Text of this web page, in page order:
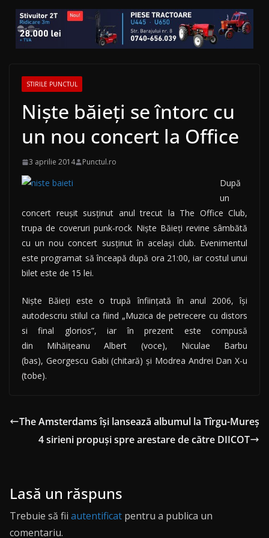
STIRILE PUNCTUL
Niște băieți se întorc cu
un nou concert la Office
3 aprilie 2014 Punctul.ro
După
un
concert reușit susținut anul trecut la The Office Club,
trupa de coveruri punk-rock Niște Băieți revine sâmbătă
cu un nou concert susținut în același club. Evenimentul
este programat să înceapă după ora 21:00, iar costul unui
bilet este de 15 lei.
Niște Băieți este o trupă înființată în anul 2006, își
autodescriu stilul ca fiind „Muzica de petrecere cu distors
si final glorios”, iar în prezent este compusă
din Mihăițeanu Albert (voce), Niculae Barbu
(bas), Georgescu Gabi (chitară) și Modrea Andrei Dan X-u
(tobe).
The Amsterdams își lansează albumul la Tîrgu-Mureș
4 sirieni propuși spre arestare de către DIICOT
Lasă un răspuns
Trebuie să fii autentificat pentru a publica un
comentariu.